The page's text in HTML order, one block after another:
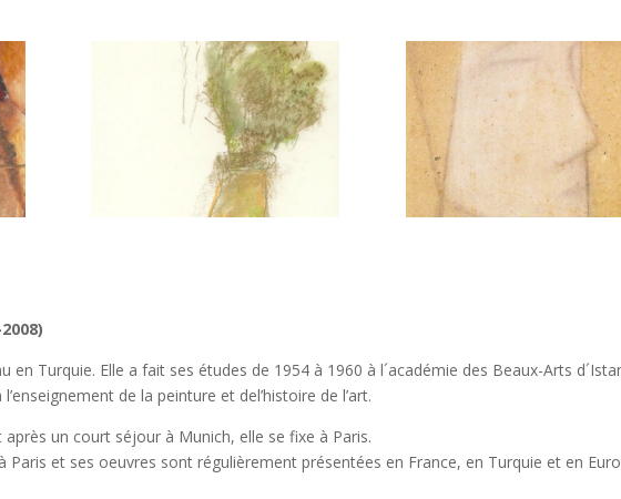
en Turquie. Elle a fait ses études de 1954 à 1960 à l´académie des Beaux-Arts
de la peinture et del’histoire de l’art.
un court séjour à Munich, elle se fixe à Paris.
Paris et ses oeuvres sont régulièrement présentées en France, en Turquie et en